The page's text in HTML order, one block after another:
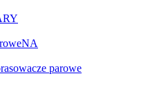
parowe